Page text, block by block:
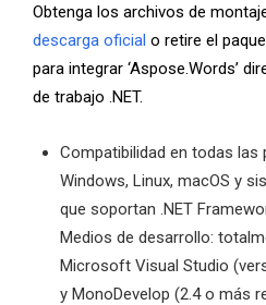
Obtenga los archivos de
descarga oficial o retire el
para integrar ‘Aspose.Words’
de trabajo .NET.
Compatibilidad en todas
Windows, Linux, macOS y
que soportan .NET
Medios de desarrollo:
Microsoft Visual Studio
y MonoDevelop (2.4 o más